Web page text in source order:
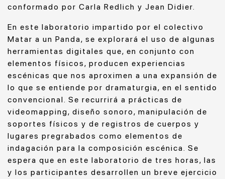
conformado por Carla Redlich y Jean Didier.
En este laboratorio impartido por el colectivo
Matar a un Panda, se explorará el uso de algunas
herramientas digitales que, en conjunto con
elementos físicos, producen experiencias
escénicas que nos aproximen a una expansión de
lo que se entiende por dramaturgia, en el sentido
convencional. Se recurrirá a prácticas de
videomapping, diseño sonoro, manipulación de
soportes físicos y de registros de cuerpos y
lugares pregrabados como elementos de
indagación para la composición escénica. Se
espera que en este laboratorio de tres horas, las
y los participantes desarrollen un breve ejercicio